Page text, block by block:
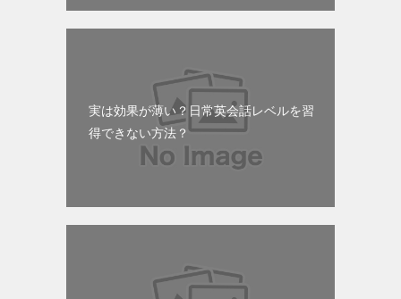
実は効果が薄い？日常英会話レベルを習
得できない方法？